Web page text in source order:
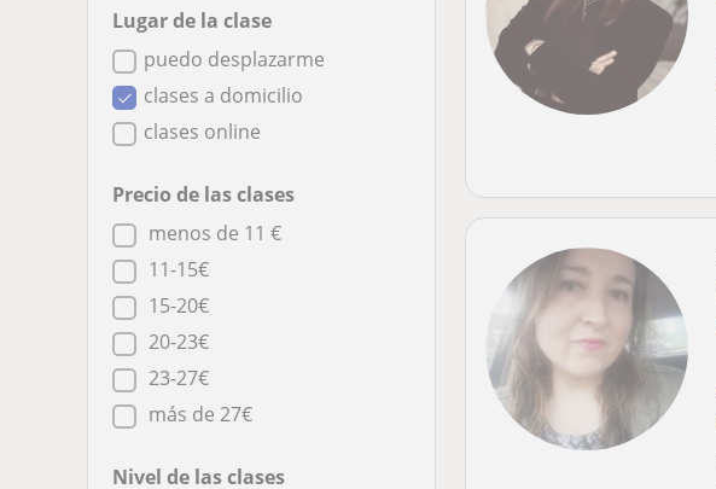
Lugar de la clase
puedo desplazarme
clases a domicilio
clases online
Precio de las clases
menos de 11 €
11-15€
15-20€
20-23€
23-27€
más de 27€
Nivel de las clases